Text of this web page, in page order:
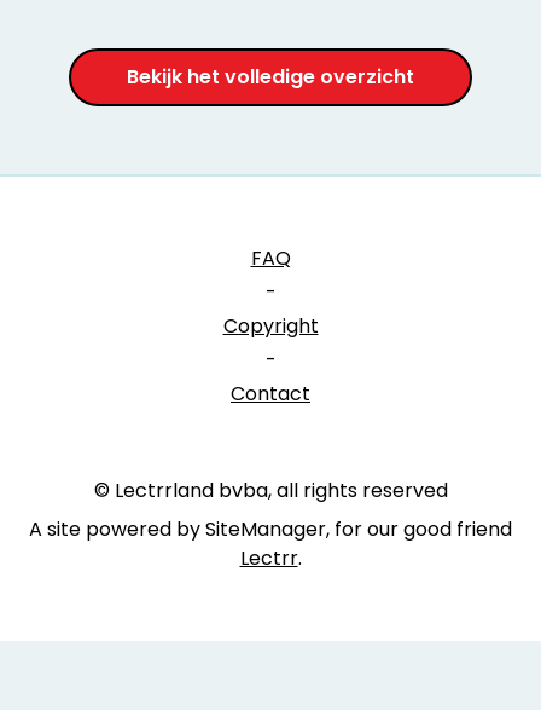
Bekijk het volledige overzicht
FAQ
-
Copyright
-
Contact
© Lectrrland bvba, all rights reserved
A site powered by SiteManager, for our good friend
Lectrr.